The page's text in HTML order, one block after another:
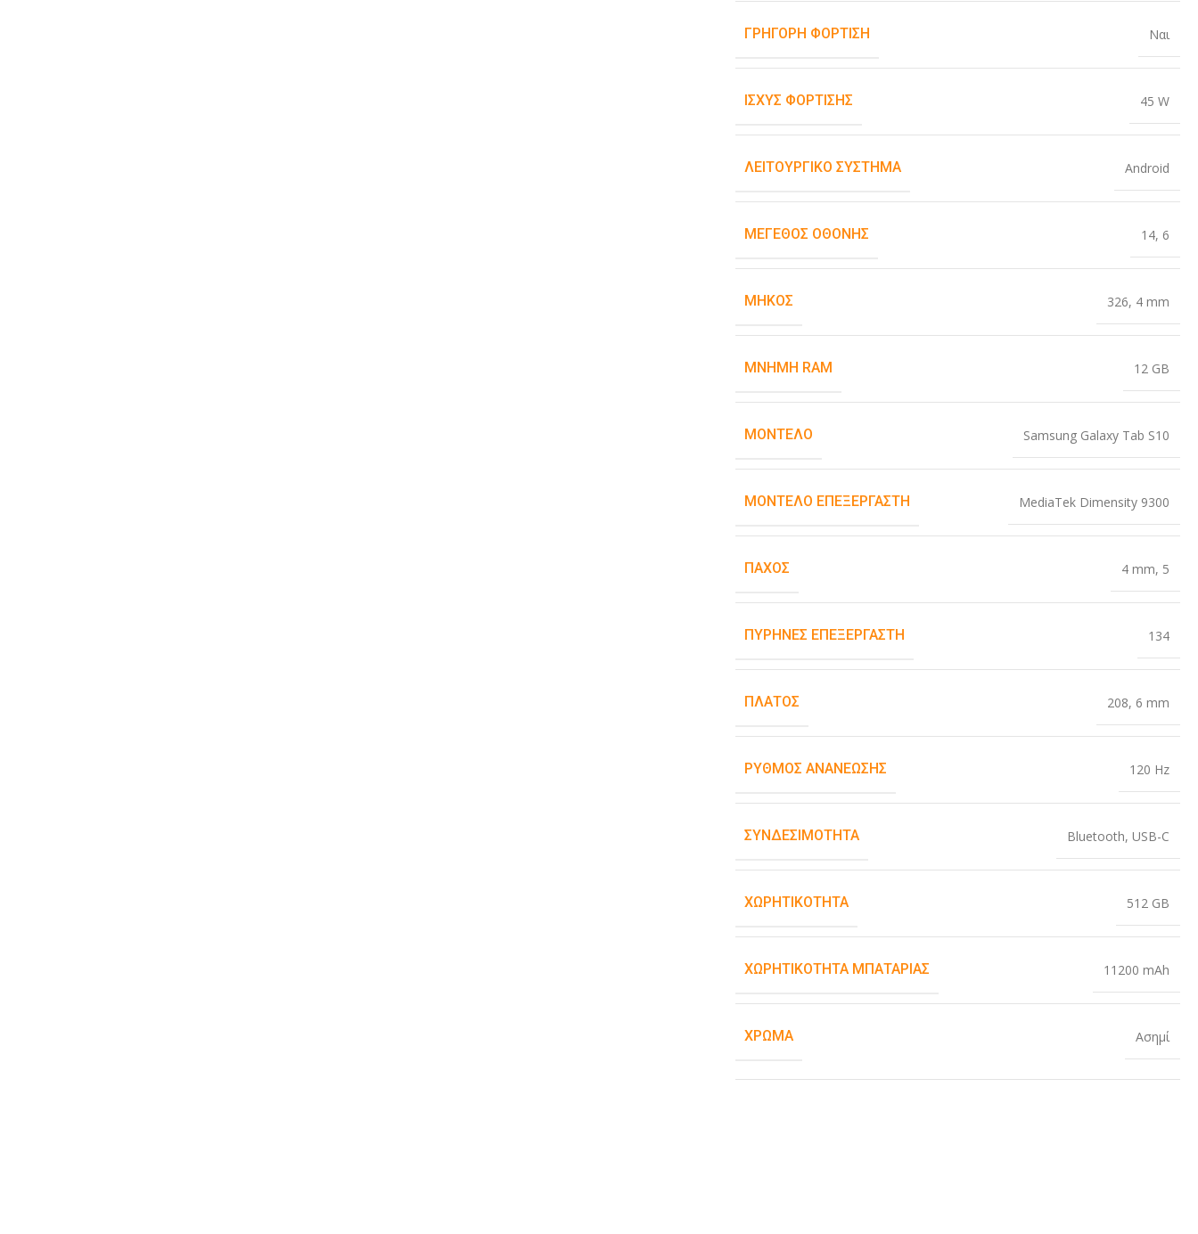
ΓΡΉΓΟΡΗ ΦΌΡΤΙΣΗ Ναι
ΙΣΧΎΣ ΦΌΡΤΙΣΗΣ 45 W
ΛΕΙΤΟΥΡΓΙΚΌ ΣΎΣΤΗΜΑ Android
ΜΈΓΕΘΟΣ ΟΘΌΝΗΣ 14, 6
ΜΉΚΟΣ 326, 4 mm
ΜΝΉΜΗ RAM 12 GB
ΜΟΝΤΈΛΟ Samsung Galaxy Tab S10
ΜΟΝΤΈΛΟ ΕΠΕΞΕΡΓΑΣΤΉ MediaTek Dimensity 9300
ΠΆΧΟΣ 4 mm, 5
ΠΥΡΉΝΕΣ ΕΠΕΞΕΡΓΑΣΤΉ 134
ΠΛΆΤΟΣ 208, 6 mm
ΡΥΘΜΌΣ ΑΝΑΝΈΩΣΗΣ 120 Hz
ΣΥΝΔΕΣΙΜΌΤΗΤΑ Bluetooth, USB-C
ΧΩΡΗΤΙΚΌΤΗΤΑ 512 GB
ΧΩΡΗΤΙΚΌΤΗΤΑ ΜΠΑΤΑΡΊΑΣ 11200 mAh
ΧΡΏΜΑ Ασημί